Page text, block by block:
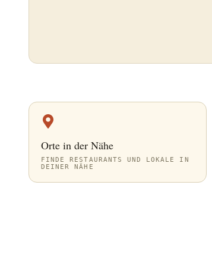
Orte in der Nähe
FINDE RESTAURANTS UND LOKALE IN
DEINER NÄHE